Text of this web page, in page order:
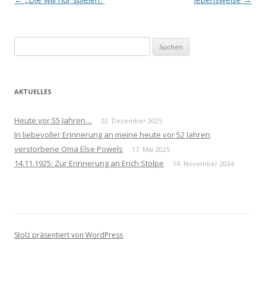
nach:
AKTUELLES
Heute vor 55 Jahren… 22. Dezember 2025
In liebevoller Erinnerung an meine heute vor 52 Jahren
verstorbene Oma Else Powels
17. Mai 2025
14.11.1925: Zur Erinnerung an Erich Stolpe 14. November 2024
Stolz präsentiert von WordPress